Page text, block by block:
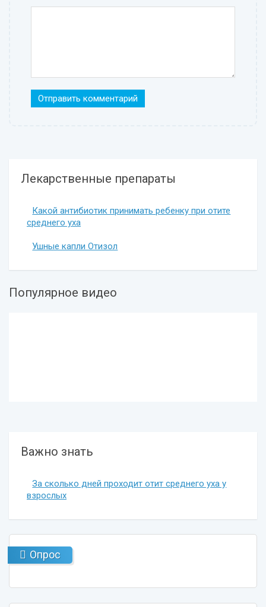
Лекарственные препараты
Какой антибиотик принимать ребенку при отите
среднего уха
Ушные капли Отизол
Популярное видео
Важно знать
За сколько дней проходит отит среднего уха у
взрослых
Опрос